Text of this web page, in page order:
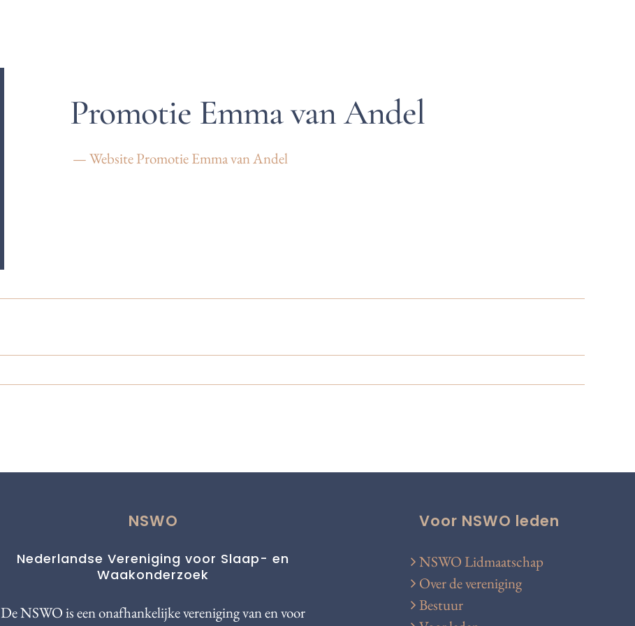
Promotie Emma van Andel
— Website Promotie Emma van Andel
NSWO
Nederlandse Vereniging voor Slaap- en
Waakonderzoek
De NSWO is een onafhankelijke vereniging van en voor
Voor NSWO leden
NSWO Lidmaatschap
Over de vereniging
Bestuur